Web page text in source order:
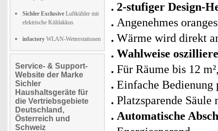
Sichler Exclusive Luftkühler mit
elektrische Kühlakkus
infactory WLAN-Wetterstationen
Service- & Support-
Website der Marke
Sichler
Haushaltsgeräte für
die Vertriebsgebiete
Deutschland,
Österreich und
Schweiz
2-stufiger Design-
Angenehmes
Wärme wird direkt
Wahlweise
Für Räume bis 12
Einfache Bedienung
Platzsparende
Automatische